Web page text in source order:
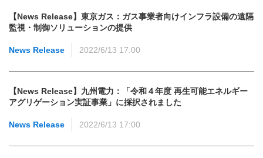
【News Release】東京ガス：ガス事業者向けインフラ設備の遠隔
監視・制御ソリューションの提供
News Release 2022/6/13 17:00
【News Release】九州電力：「令和４年度 再生可能エネルギー
アグリゲーション実証事業」に採択されました
News Release 2022/6/13 17:00